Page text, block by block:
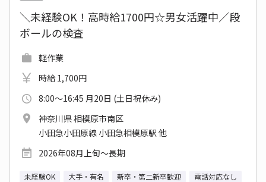
＼未経験OK！高時給1700円☆男女活躍中／段
ボールの検査
軽作業
時給 1,700円
8:00～16:45 月20日 (土日祝休み)
神奈川県 相模原市南区
小田急小田原線 小田急相模原駅 他
2026年08月上旬～長期
未経験OK 大手・有名 新卒・第二新卒歓迎 電話対応なし